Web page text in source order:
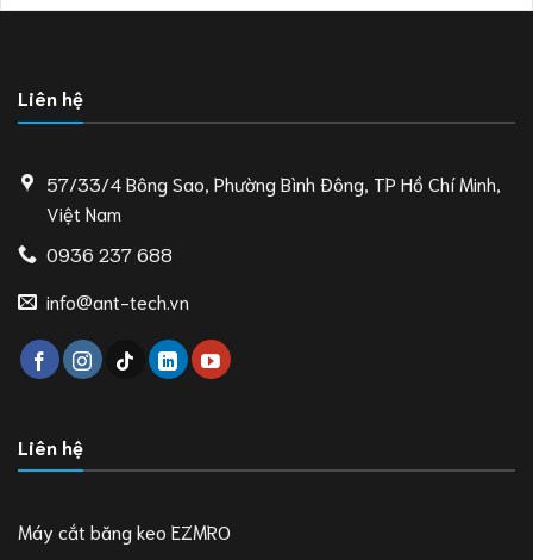
Liên hệ
57/33/4 Bông Sao, Phường Bình Đông, TP Hồ Chí Minh,
Việt Nam
0936 237 688
info@ant-tech.vn
Liên hệ
Máy cắt băng keo EZMRO